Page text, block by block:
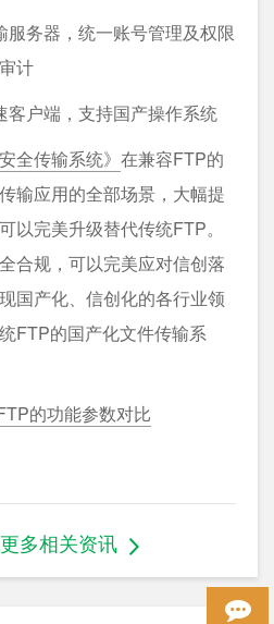
务器，统一账号管理及权限
计
客户端，支持国产操作系统
全传输系统》 在兼容FTP的
输应用的全部场景，大幅提
以完美升级替代传统FTP。
合规，可以完美应对信创落
国产化、信创化的各行业领
FTP的国产化文件传输系
的功能参数对比
多相关资讯